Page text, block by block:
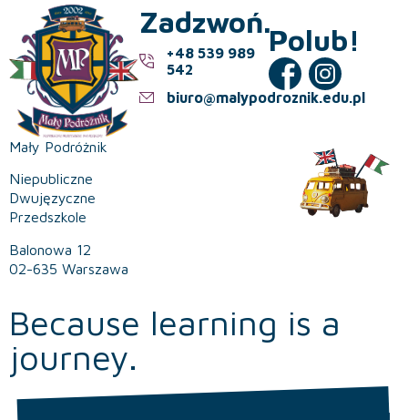
Mały Podróżnik
Niepubliczne
Dwujęzyczne
Przedszkole
Balonowa 12
02-635 Warszawa
Zadzwoń.
+48 539 989
542
biuro@malypodroznik.edu.pl
Polub!
Because learning is a
journey.